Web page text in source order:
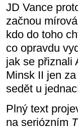
JD Vance
začnou
kdo do toho
co opravdu
jak se přiznali
Minsk II jen
sedět u
Plný text
na seriózním